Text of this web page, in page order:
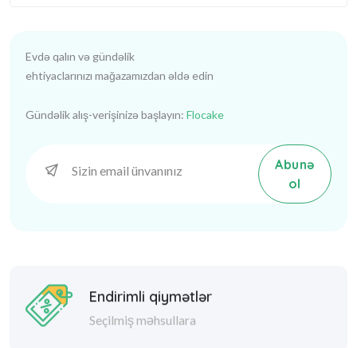
Evdə qalın və gündəlik
ehtiyaclarınızı mağazamızdan əldə edin
Gündəlik alış-verişinizə başlayın: Flocake
Abunə
ol
Endirimli qiymətlər
Seçilmiş məhsullara